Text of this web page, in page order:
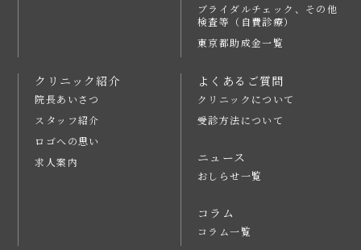
ブライダルチェック、その他
検査等（自費診療）
東京都助成金一覧
クリニック紹介
院長あいさつ
スタッフ紹介
ロゴへの思い
求人案内
よくあるご質問
クリニックについて
受診方法について
ニュース
おしらせ一覧
コラム
コラム一覧